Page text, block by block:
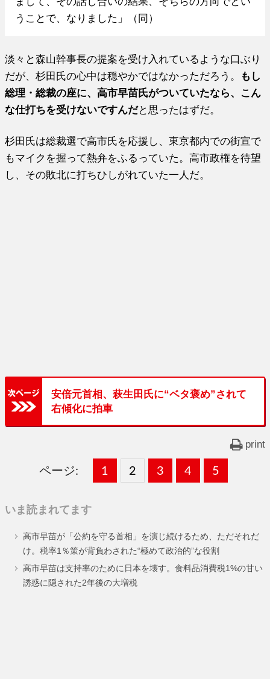
うことで、なりました」（同）
淡々と森山幹事長の提案を受け入れているような口ぶり
だが、杉田氏の心中は穏やかではなかっただろう。
もし
総理・総裁の座に、高市早苗氏がついていたなら、こん
な仕打ちを受けないですんだと思ったはずだ。
杉田氏は総裁選で高市氏を応援し、東京都内での街宣で
もマイクを握って熱弁をふるっていた。高市政権を待望
し、その敗北に打ちひしがれていた一人だ。
安倍元首相、萩生田氏に“ベタ褒め”されて
右傾化に拍車
print
ページ:
固
ー
ジ
1 ,
固
ー
ジ
2 ,
固
ー
ジ
3 ,
固
ー
ジ
4 ,
固
ー
ジ
5
いま読まれてます
高市早苗が「公約を守る首相」を演じ続けるため、ただそれだ
け。税率1％策が背負わされた“極めて政治的”な役割
高市早苗は支持率のために日本を壊す。食料品消費税1%の甘い
誘惑に隠された2年後の大増税